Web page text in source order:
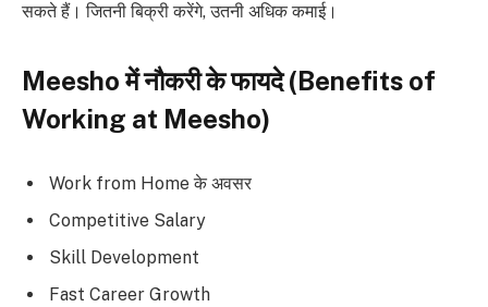
सकते हैं। जितनी बिक्री करेंगे, उतनी अधिक कमाई।
Meesho में नौकरी के फायदे (Benefits of
Working at Meesho)
Work from Home के अवसर
Competitive Salary
Skill Development
Fast Career Growth